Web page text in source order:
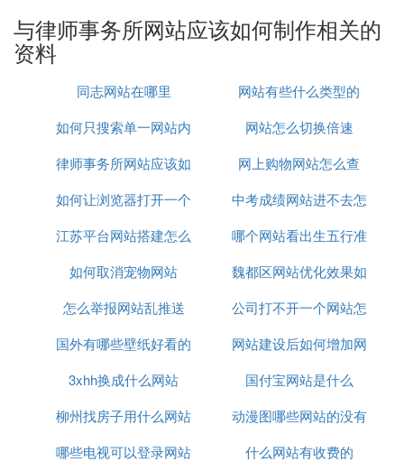
与律师事务所网站应该如何制作相关的
资料
同志网站在哪里
网站有些什么类型的
如何只搜索单一网站内
容
网站怎么切换倍速
律师事务所网站应该如
何制作
网上购物网站怎么查
如何让浏览器打开一个
网站
中考成绩网站进不去怎
么办
江苏平台网站搭建怎么
联系
哪个网站看出生五行准
如何取消宠物网站
魏都区网站优化效果如
何
怎么举报网站乱推送
公司打不开一个网站怎
么办
国外有哪些壁纸好看的
网站
网站建设后如何增加网
络流量
3xhh换成什么网站
国付宝网站是什么
柳州找房子用什么网站
动漫图哪些网站的没有
水印
哪些电视可以登录网站
什么网站有收费的